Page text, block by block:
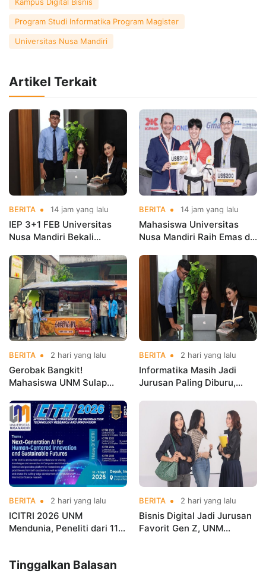
Kampus Digital Bisnis
Program Studi Informatika Program Magister
Universitas Nusa Mandiri
Artikel Terkait
BERITA 14 jam yang lalu
IEP 3+1 FEB Universitas
Nusa Mandiri Bekali
Kerja Sebelum Lulus
BERITA 14 jam yang lalu
Mahasiswa Universitas
Nusa Mandiri Raih Emas di
Indonesia Open
Championships 2026
BERITA 2 hari yang lalu
Gerobak Bangkit!
Mahasiswa UNM Sulap
Menarik dan Laris
BERITA 2 hari yang lalu
Informatika Masih Jadi
Jurusan Paling Diburu,
hingga Cyber Security
BERITA 2 hari yang lalu
ICITRI 2026 UNM
Mendunia, Peneliti dari 11
BERITA 2 hari yang lalu
Bisnis Digital Jadi Jurusan
Favorit Gen Z, UNM
Tinggalkan Balasan